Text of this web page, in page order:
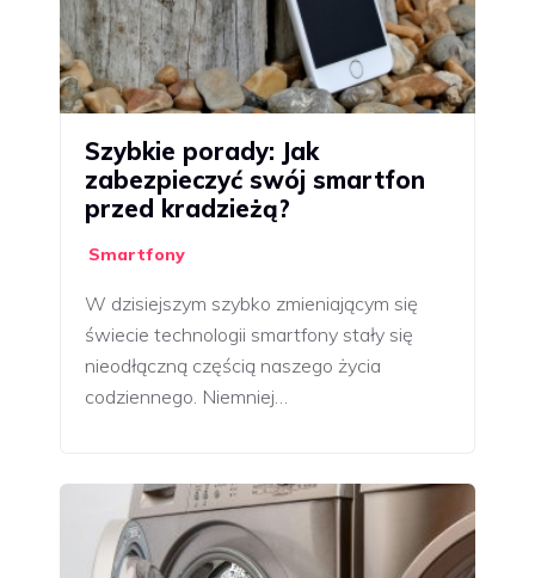
Szybkie porady: Jak
zabezpieczyć swój smartfon
przed kradzieżą?
Smartfony
W dzisiejszym szybko zmieniającym się
świecie technologii smartfony stały się
nieodłączną częścią naszego życia
codziennego. Niemniej…